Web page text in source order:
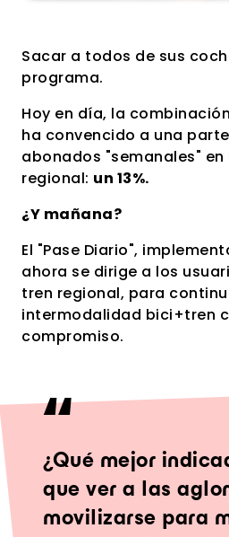
Sacar a todos de sus
programa.
Hoy en día, la
ha convencido a una
abonados "semanales"
regional: un 13%.
¿Y mañana?
El "Pase Diario",
ahora se dirige a los
tren regional, para
intermodalidad bici+tren
compromiso.
¿Qué mejor
que ver a las
movilizarse para